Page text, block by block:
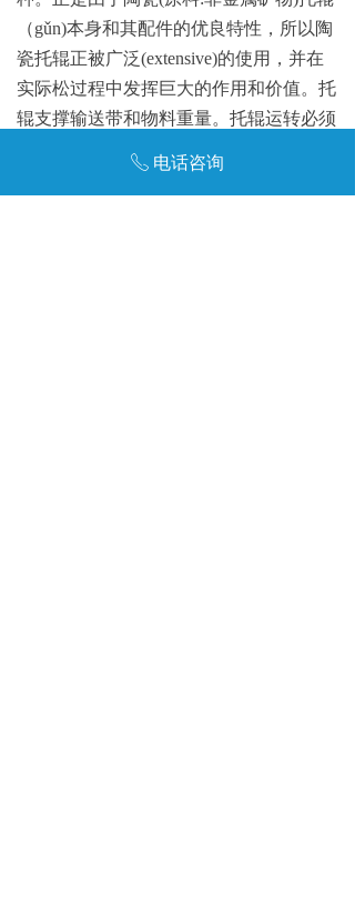
（gǔn)本身和其配件的优良特性，所以陶
瓷托辊正被广泛(extensive)的使用，并在
实际松过程中发挥巨大的作用和价值。托
辊支撑输送带和物料重量。托辊运转必须
以上的输送带的寿
ꂅ 电话咨询